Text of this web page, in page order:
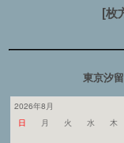
[枚
東京汐
2026年8月
日
月 火 水 木